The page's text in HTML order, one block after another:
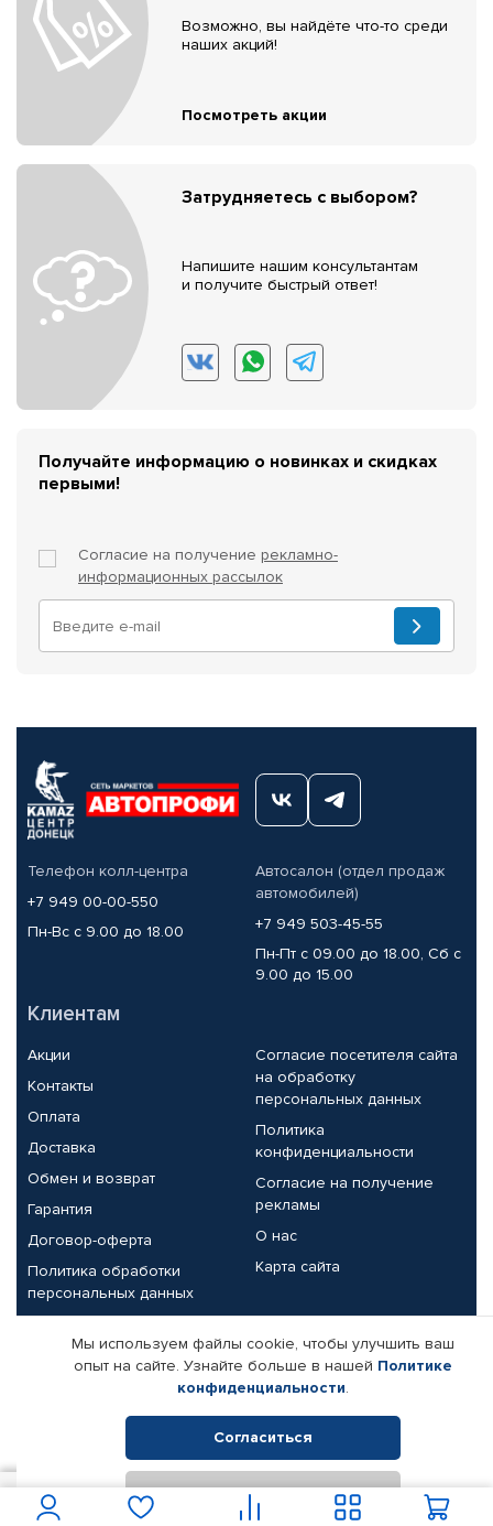
Возможно, вы найдёте что-то среди
наших акций!
Посмотреть акции
Затрудняетесь с выбором?
Напишите нашим консультантам
и получите быстрый ответ!
Получайте информацию о новинках и скидках
первыми!
Согласие на получение рекламно-
информационных рассылок
Телефон колл-центра
+7 949 00-00-550
Пн-Вс с 9.00 до 18.00
Автосалон (отдел продаж
автомобилей)
+7 949 503-45-55
Пн-Пт с 09.00 до 18.00, Сб с
9.00 до 15.00
Клиентам
Акции
Контакты
Оплата
Доставка
Обмен и возврат
Гарантия
Договор-оферта
Политика обработки
персональных данных
Согласие посетителя сайта
на обработку
персональных данных
Политика
конфиденциальности
Согласие на получение
рекламы
О нас
Карта сайта
Партнерам
Корпоративным клиентам
Поставщикам
Реквизиты компании
© КАМАЗ ЦЕНТР ДОНЕЦК, 2015-2026. Все права защищены.
Интернет-магазин автомобильных товаров Автопрофи.
Мы используем файлы cookie, чтобы улучшить ваш
опыт на сайте. Узнайте больше в нашей Политике
конфиденциальности.
Согласиться
Отклонить
В корзину